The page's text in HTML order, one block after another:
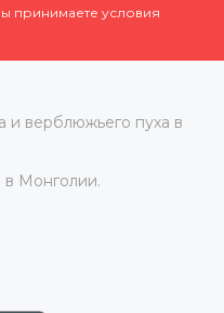
принимаете условия
и верблюжьего пуха в
в Монголии.